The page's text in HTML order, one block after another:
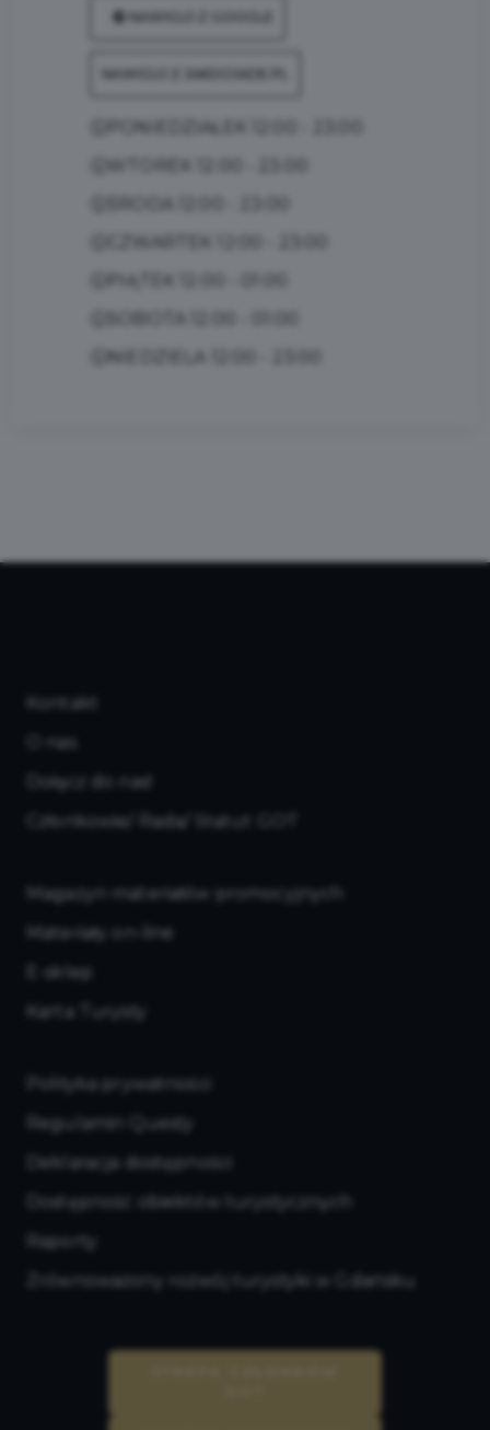
🕦PONIEDZIAŁEK 12:00 - 23:00
Kontakt
O nas
Dołącz do nas!
Członkowie/ Rada/ Statut GOT
Magazyn materiałów promocyjnych
Materiały on-line
E-sklep
Karta Turysty
Polityka prywatności
Regulamin Questy
Deklaracja dostępności
Dostępność obiektów turystycznych
Raporty
Zrównoważony rozwój turystyki w Gdańsku